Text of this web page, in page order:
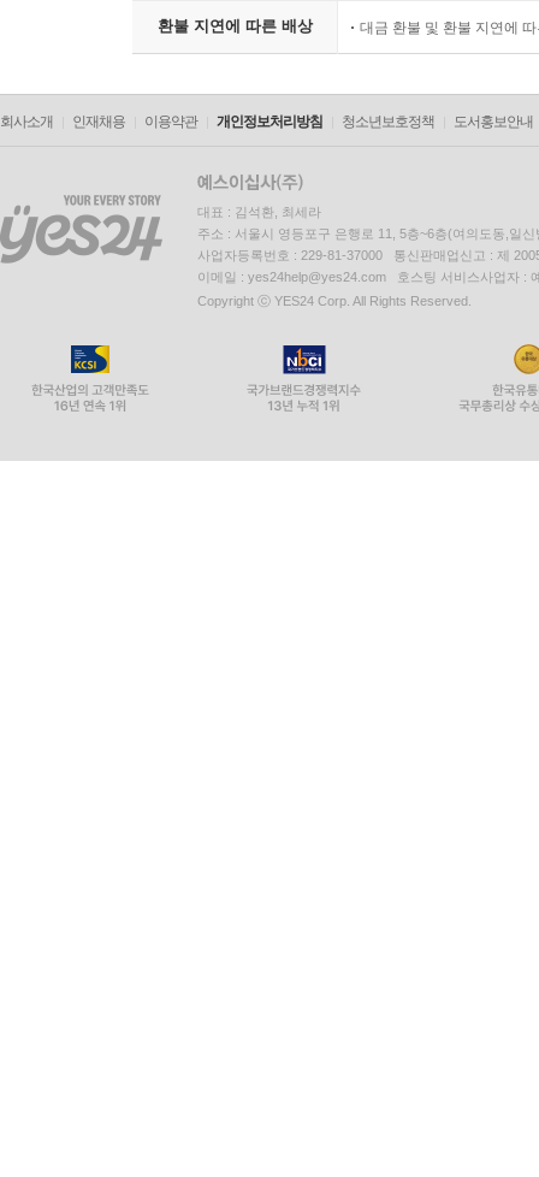
환불 지연에 따른 배상 대금 환불 및 환불 지연에
회사소개 인재채용 이용약관 개인정보처리방침 청소년보호정책 도서홍보안내
대표 : 김석환, 최세라
주소 : 서울시 영등포구 은행로 11, 5층~6층(여의도동,일신
사업자등록번호 : 229-81-37000 통신판매업신고 : 제
이메일 : yes24help@yes24.com 호스팅 서비스사업자 :
Copyright ⓒ YES24 Corp. All Rights Reserved.